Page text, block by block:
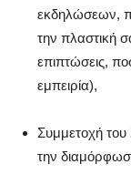
εκδηλώσεων,
την πλαστική
επιπτώσεις,
εμπειρία),
Συμμετοχή
την